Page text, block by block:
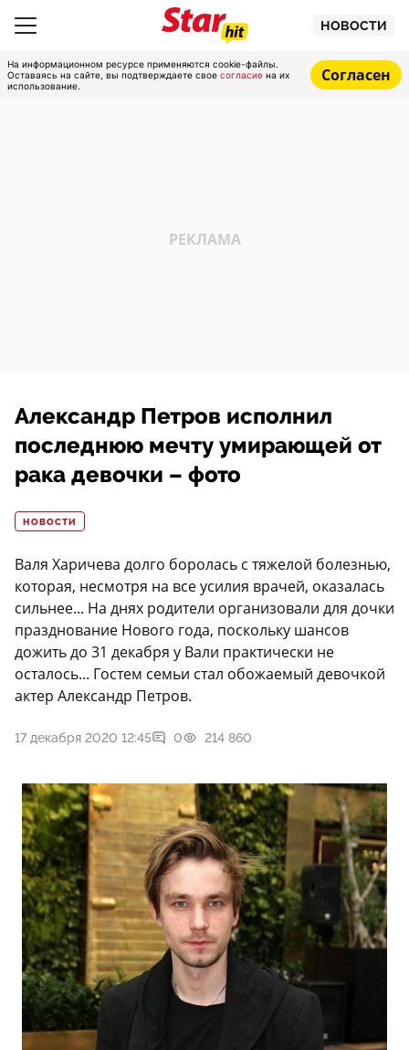
НОВОСТИ
На информационном ресурсе применяются cookie-файлы.
Оставаясь на сайте, вы подтверждаете свое согласие на их
использование.
Согласен
Александр Петров исполнил
последнюю мечту умирающей от
рака девочки – фото
НОВОСТИ
Валя Харичева долго боролась с тяжелой болезнью,
которая, несмотря на все усилия врачей, оказалась
сильнее... На днях родители организовали для дочки
празднование Нового года, поскольку шансов
дожить до 31 декабря у Вали практически не
осталось... Гостем семьи стал обожаемый девочкой
актер Александр Петров.
17 декабря 2020 12:45 0 214 860